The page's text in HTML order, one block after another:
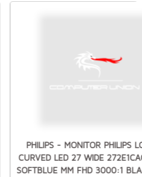
PHILIPS - MONITOR PHILIPS
CURVED LED 27 WIDE
SOFTBLUE MM FHD 3000:1